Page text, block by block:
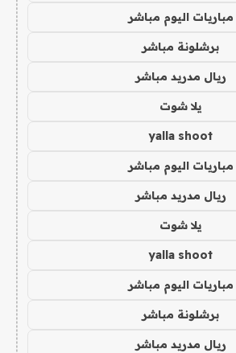
مباريات اليوم مباشر
برشلونة مباشر
ريال مدريد مباشر
يلا شوت
yalla shoot
مباريات اليوم مباشر
ريال مدريد مباشر
يلا شوت
yalla shoot
مباريات اليوم مباشر
برشلونة مباشر
ريال مدريد مباشر